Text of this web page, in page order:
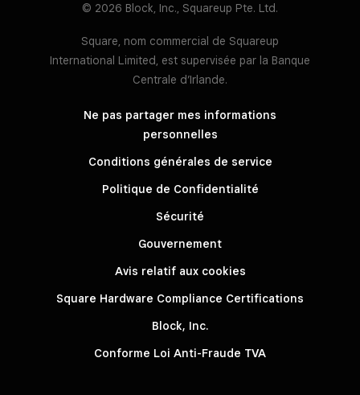
© 2026 Block, Inc., Squareup Pte. Ltd.
Square, nom commercial de Squareup
International Limited, est supervisée par la Banque
Centrale d’Irlande.
Ne pas partager mes informations
personnelles
Conditions générales de service
Politique de Confidentialité
Sécurité
Gouvernement
Avis relatif aux cookies
Square Hardware Compliance Certifications
Block, Inc.
Conforme Loi Anti-Fraude TVA